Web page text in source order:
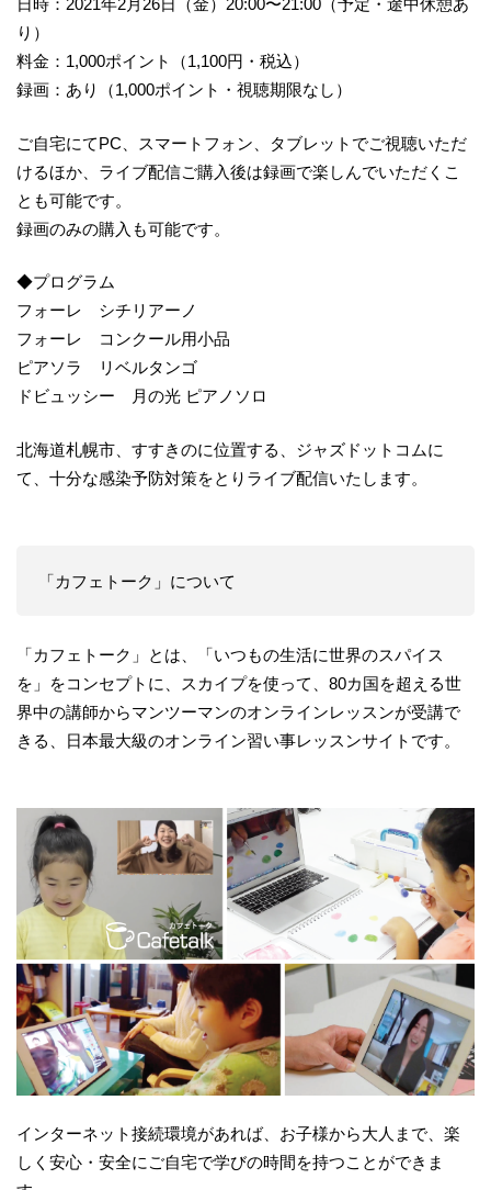
日時：2021年2月26日（金）20:00〜21:00（予定・途中休憩あ
り）
料金：1,000ポイント（1,100円・税込）
録画：あり（1,000ポイント・視聴期限なし）
ご自宅にてPC、スマートフォン、タブレットでご視聴いただ
けるほか、ライブ配信ご購入後は録画で楽しんでいただくこ
とも可能です。
録画のみの購入も可能です。
◆プログラム
フォーレ シチリアーノ
フォーレ コンクール用小品
ピアソラ リベルタンゴ
ドビュッシー 月の光 ピアノソロ
北海道札幌市、すすきのに位置する、ジャズドットコムに
て、十分な感染予防対策をとりライブ配信いたします。
「カフェトーク」について
「カフェトーク」とは、「いつもの生活に世界のスパイス
を」をコンセプトに、スカイプを使って、80カ国を超える世
界中の講師からマンツーマンのオンラインレッスンが受講で
きる、日本最大級のオンライン習い事レッスンサイトです。
インターネット接続環境があれば、お子様から大人まで、楽
しく安心・安全にご自宅で学びの時間を持つことができま